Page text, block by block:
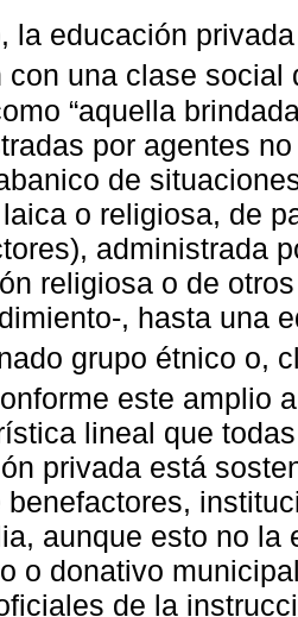
la educación
con una clase
“aquella
por agentes
de
o religiosa, de
administrada
religiosa o de
, hasta una
grupo étnico o,
este amplio
lineal que
privada está
benefactores,
aunque esto no la
o donativo
de la